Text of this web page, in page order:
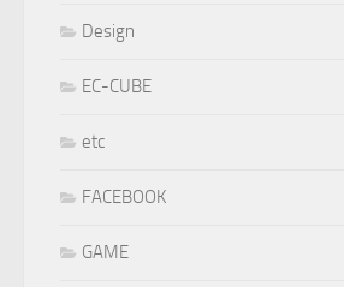
Design
EC-CUBE
etc
FACEBOOK
GAME